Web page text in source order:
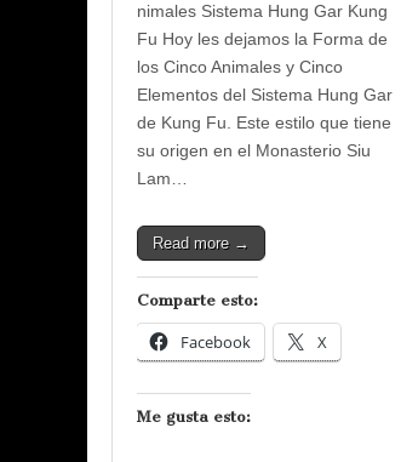
nimales Sistema Hung Gar Kung
Fu Hoy les dejamos la Forma de
los Cinco Animales y Cinco
Elementos del Sistema Hung Gar
de Kung Fu. Este estilo que tiene
su origen en el Monasterio Siu
Lam…
Read more →
Comparte esto:
Facebook X
Me gusta esto: